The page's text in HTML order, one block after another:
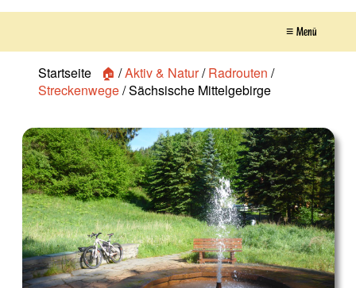
≡ Menü
Startseite 🏠 /Aktiv & Natur/ Radrouten /
Streckenwege/Sächsische Mittelgebirge